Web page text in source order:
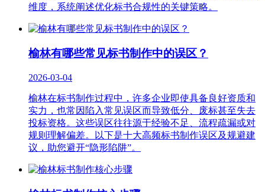
维度，系统阐述优化标书合规性的关键策略。
榆林有哪些常见标书制作中的误区？
2026-03-04
榆林在标书制作过程中，许多企业即使具备良好资质和
实力，也常因陷入常见误区而导致低分、废标甚至失去
投标资格。这些误区往往源于经验不足、流程疏漏或对
规则理解偏差。以下是十大高频标书制作误区及规避建
议，助您避开“隐形陷阱”。